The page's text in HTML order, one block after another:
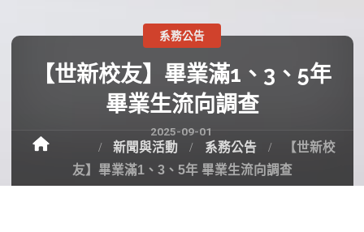
【世新校友】畢業滿1、3、5年
畢業生流向調查
2025-09-01
系務公告
新聞與活動 系務公告
【世新校
友】畢業滿1、3、5年 畢業生流向調查